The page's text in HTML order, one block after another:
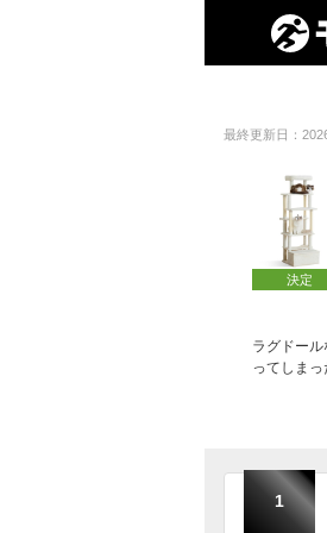
最終更新日：
決定
ラグドー
ってしま
1